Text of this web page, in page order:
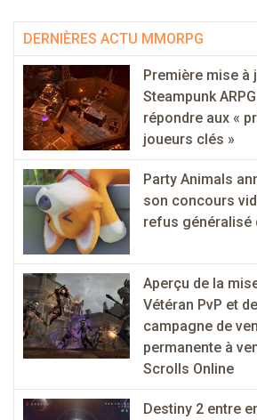
DERNIÈRES ACTU MMORPG
Première mise à
Steampunk
répondre aux «
joueurs clés »
Party Animals
son concours
refus généralisé
Aperçu de la
Vétéran PvP et
campagne de
permanente à
Scrolls Online
Destiny 2 entre